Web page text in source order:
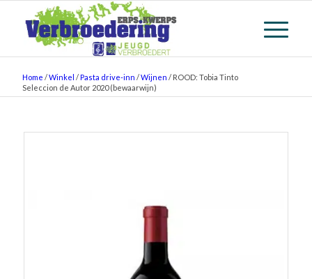
Home /Winkel /Pasta drive-inn /Wijnen / ROOD: Tobia Tinto
Seleccion de Autor 2020 (bewaarwijn)